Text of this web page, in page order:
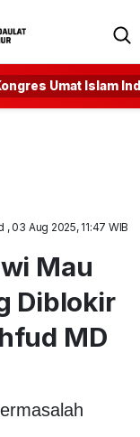
Umat Islam
, 03 Aug 2025, 11:47 WIB
Mau
Diblokir
MD